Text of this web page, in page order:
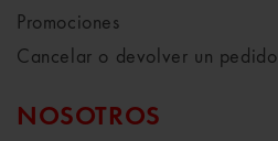
Promociones
Cancelar o devolver un pedido
NOSOTROS